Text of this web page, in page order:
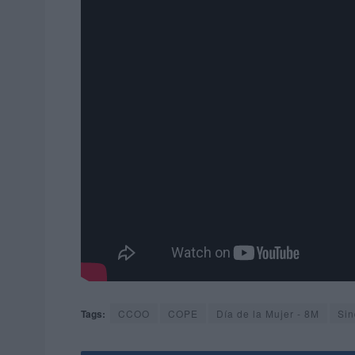
Tags: CCOO COPE Día de la Mujer - 8M